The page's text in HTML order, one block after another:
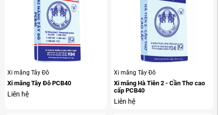
Xi măng Tây Đô
Xi măng Tây Đô PCB40
Liên hệ
Xi măng Tây Đô
Xi măng Hà Tiên 2 - Cần Thơ cao
cấp PCB40
Liên hệ